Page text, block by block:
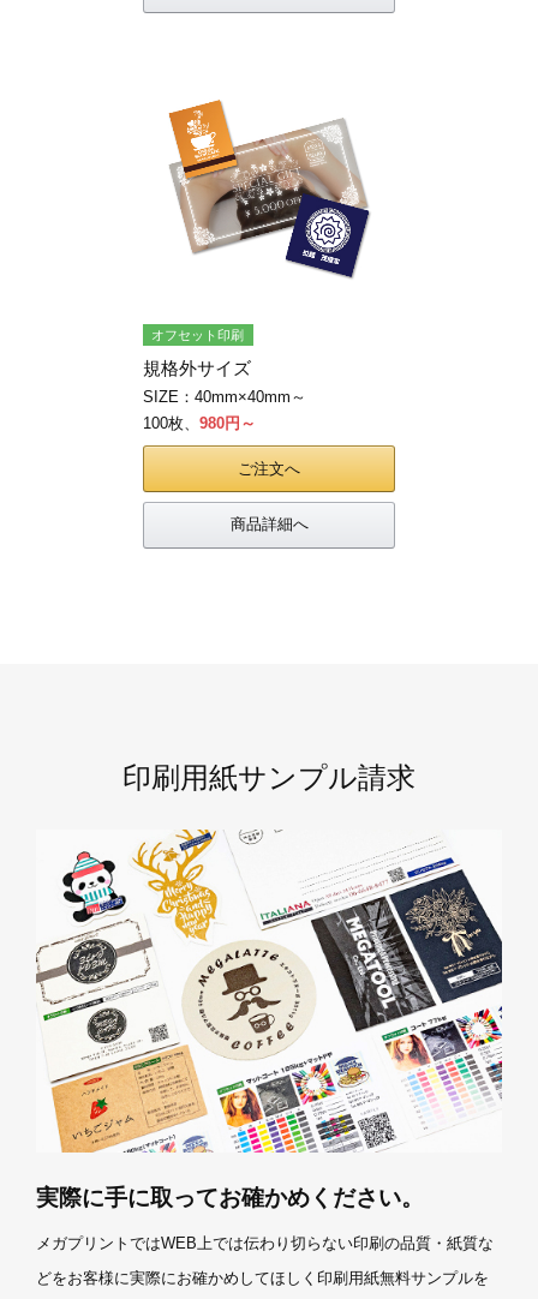
オフセット印刷
規格外サイズ
SIZE：40mm×40mm～
100枚、 980円～
ご注文へ
商品詳細へ
印刷用紙サンプル請求
実際に手に取ってお確かめください。
メガプリントではWEB上では伝わり切らない印刷の品質・紙質な
どをお客様に実際にお確かめしてほしく印刷用紙無料サンプルを